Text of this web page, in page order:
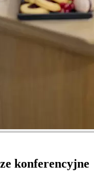
konferencyjne